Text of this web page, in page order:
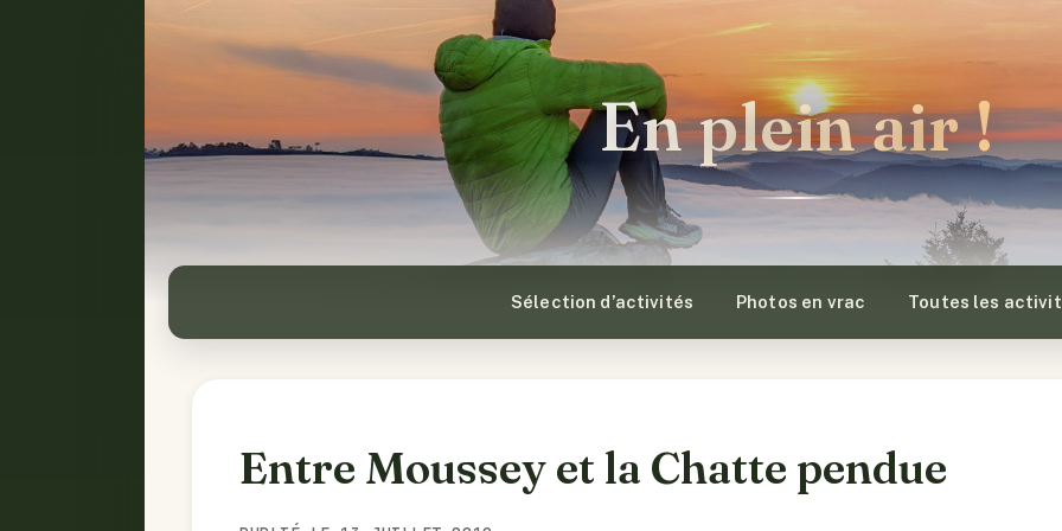
En plein air !
Sélection d’activités Photos en vrac Toutes les
Entre Moussey et la Chatte pendue